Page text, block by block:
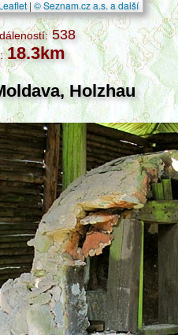
| © Seznam.cz a.s. a další
538
18.3km
Holzhau